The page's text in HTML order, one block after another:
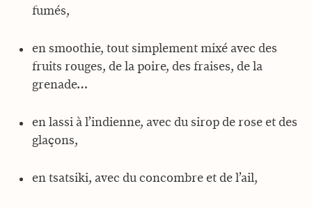
fumés,
en smoothie, tout simplement mixé avec des
fruits rouges, de la poire, des fraises, de la
grenade…
en lassi à l’indienne, avec du sirop de rose et des
glaçons,
en tsatsiki, avec du concombre et de l’ail,